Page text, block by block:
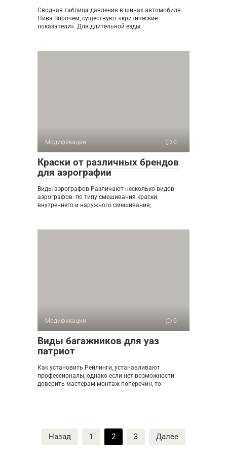
Сводная таблица давления в шинах автомобиля
Нива Впрочем, существуют «критические
показатели». Для длительной езды
Модификации 0
Краски от различных брендов
для аэрографии
Виды аэрографов Различают несколько видов
аэрографов: по типу смешивания краски:
внутреннего и наружного смешивания;
Модификации 0
Виды багажников для уаз
патриот
Как установить Рейлинги, устанавливают
профессионалы, однако если нет возможности
доверить мастерам монтаж поперечин, то
Назад 1 2 3 Далее